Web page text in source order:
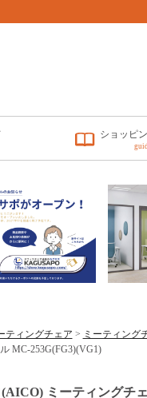
ショッピ
ティングチェア > ミーティング
MC-253G(FG3)(VG1)
(AICO) ミーティングチ